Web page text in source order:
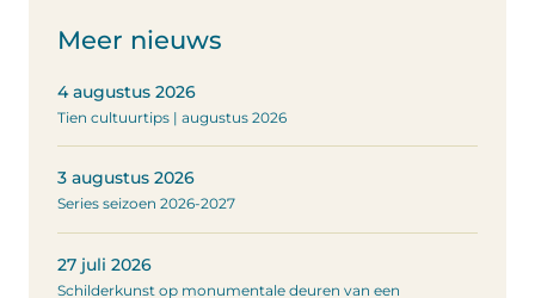
Meer nieuws
4 augustus 2026
Tien cultuurtips | augustus 2026
3 augustus 2026
Series seizoen 2026-2027
27 juli 2026
Schilderkunst op monumentale deuren van een